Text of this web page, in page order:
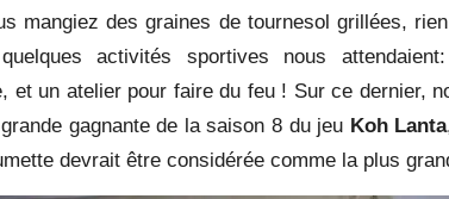
mangiez des graines de tournesol grillées,
activités sportives nous
et un atelier pour faire du feu ! Sur ce dernier,
gagnante de la saison 8 du jeu Koh Lanta
devrait être considérée comme la plus